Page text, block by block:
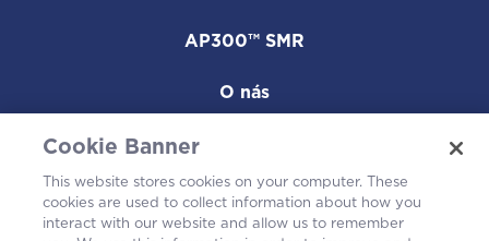
AP300™ SMR
O nás
Naše elektrárny
Kariéra
Cookie Banner
This website stores cookies on your computer. These
cookies are used to collect information about how you
interact with our website and allow us to remember